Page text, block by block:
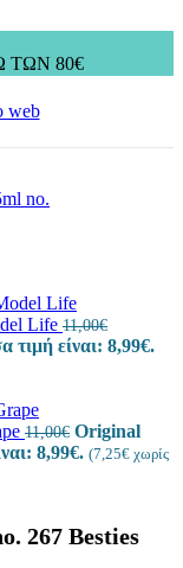
80€
Life 11,00€
τιμή είναι: 8,99€.
11,00€ Original
8,99€. (7,25€ χωρίς
267 Besties